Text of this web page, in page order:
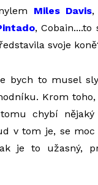
Miles Davis,
, Cobain....to
svoje
bych to musel
Krom
chybí
v tom je, se
je to užasný,